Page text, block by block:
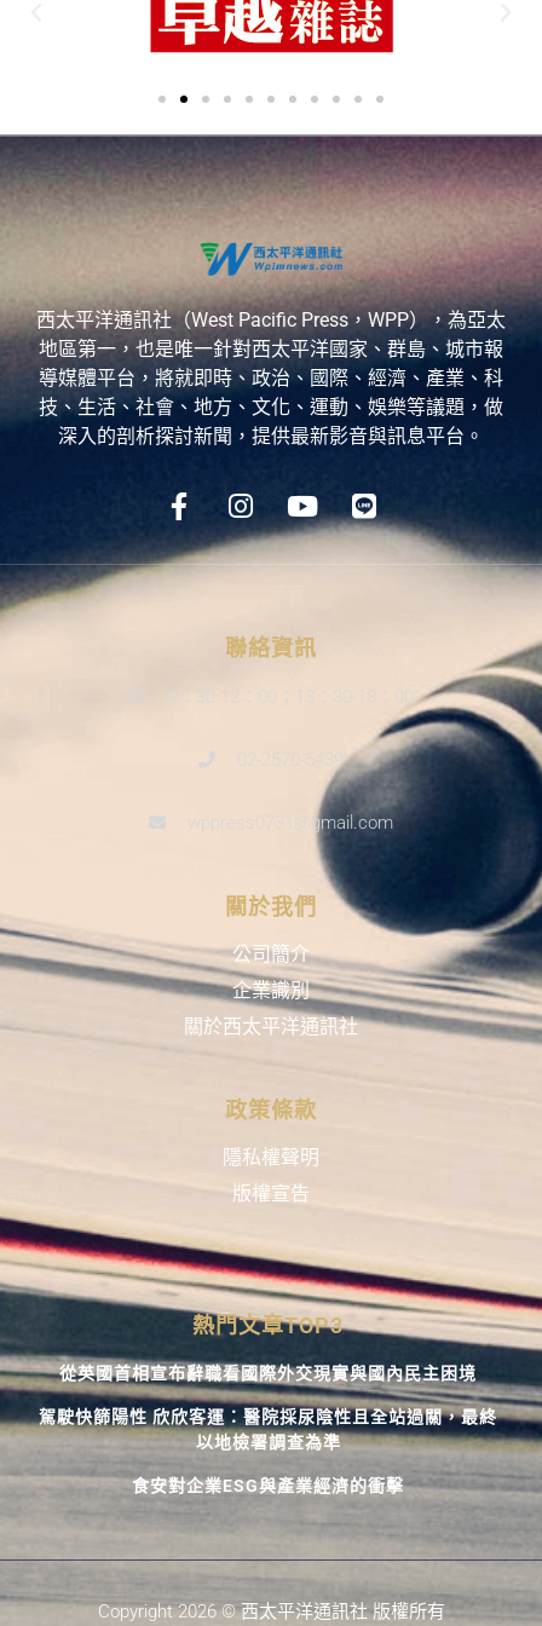
西太平洋通訊社（West Pacific Press，WPP），為亞太
地區第一，也是唯一針對西太平洋國家、群島、城市報
導媒體平台，將就即時、政治、國際、經濟、產業、科
技、生活、社會、地方、文化、運動、娛樂等議題，做
深入的剖析探討新聞，提供最新影音與訊息平台。
聯絡資訊
9：30-12：00；13：30-18：00
02-2570-5439
wppress0731@gmail.com
關於我們
公司簡介
企業識別
關於西太平洋通訊社
政策條款
隱私權聲明
版權宣告
熱門文章TOP3
從英國首相宣布辭職看國際外交現實與國內民主困境
駕駛快篩陽性 欣欣客運：醫院採尿陰性且全站過關，最終
以地檢署調查為準
食安對企業ESG與產業經濟的衝擊
Copyright 2026 © 西太平洋通訊社 版權所有